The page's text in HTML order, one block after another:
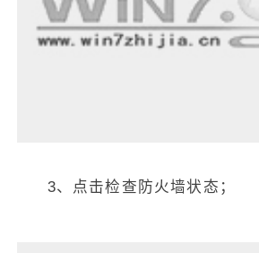
3、点击检查防火墙状态；